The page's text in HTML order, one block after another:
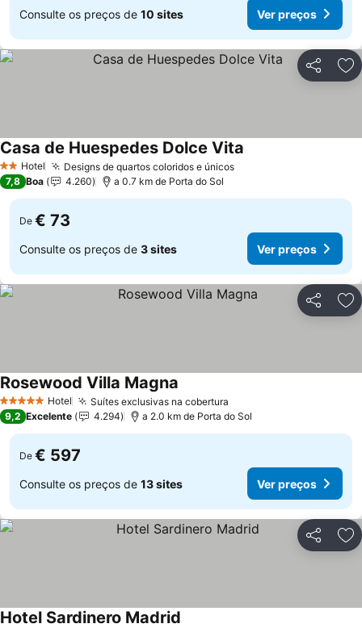
Consulte os preços de 10 sites Ver preços
Partilhar
2 Estrelas
Hotel Designs de quartos coloridos e únicos
Casa de Huespedes Dolce Vita
7,8 Boa 4.260 a 0.7 km de Porta do Sol
De € 73
Consulte os preços de 3 sites Ver preços
Partilhar
5 Estrelas Hotel Suítes exclusivas na cobertura
Rosewood Villa Magna
9,2 Excelente 4.294 a 2.0 km de Porta do Sol
De € 597
Consulte os preços de 13 sites Ver preços
Partilhar
Hotel Sardinero Madrid